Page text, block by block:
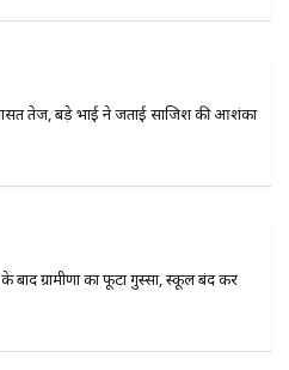
तेज, बड़े भाई ने जताई साजिश की आशंका
ग्रामीणों का फूटा गुस्सा, स्कूल बंद कर